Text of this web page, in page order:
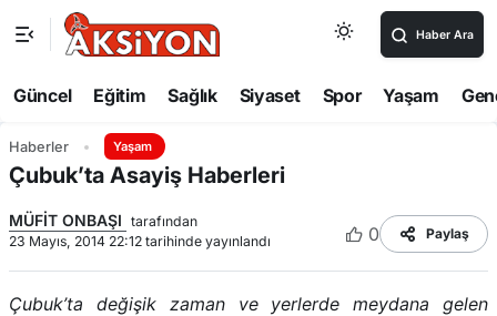
Haber Ara
Güncel Eğitim Sağlık Siyaset Spor Yaşam
Haberler Yaşam
Çubuk’ta Asayiş Haberleri
MÜFİT ONBAŞI tarafından
23 Mayıs, 2014 22:12 tarihinde yayınlandı
0 Paylaş
Çubuk’ta değişik zaman ve yerlerde meydana gelen